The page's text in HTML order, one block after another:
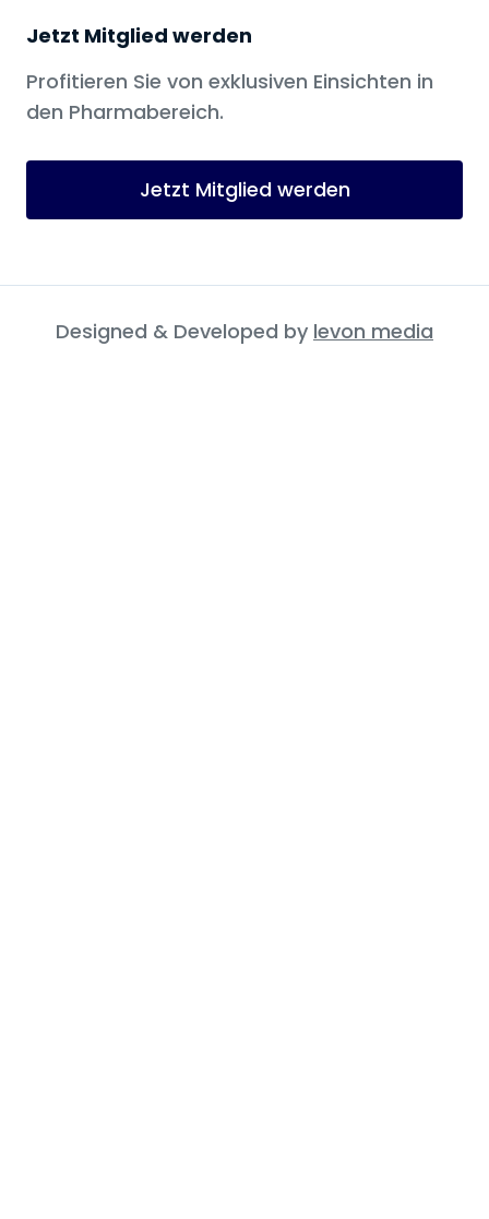
Jetzt Mitglied werden
Profitieren Sie von exklusiven Einsichten in
den Pharmabereich.
Jetzt Mitglied werden
Designed & Developed by levon media